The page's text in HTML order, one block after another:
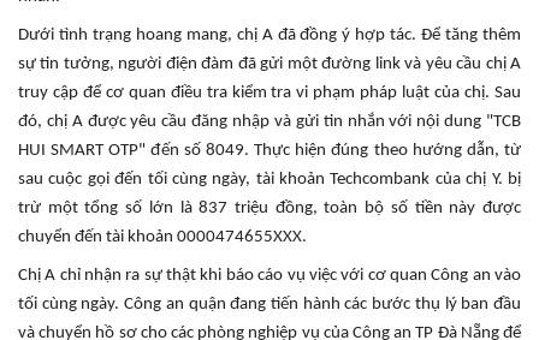
Dưới tình trạng hoang mang, chị A đã đồng ý hợp tác. Để tăng thêm
sự tin tưởng, người điện đàm đã gửi một đường link và yêu cầu chị A
truy cập để cơ quan điều tra kiểm tra vi phạm pháp luật của chị. Sau
đó, chị A được yêu cầu đăng nhập và gửi tin nhắn với nội dung "TCB
HUI SMART OTP" đến số 8049. Thực hiện đúng theo hướng dẫn, từ
sau cuộc gọi đến tối cùng ngày, tài khoản Techcombank của chị Y. bị
trừ một tổng số lớn là 837 triệu đồng, toàn bộ số tiền này được
chuyển đến tài khoản 0000474655XXX.
Chị A chỉ nhận ra sự thật khi báo cáo vụ việc với cơ quan Công an vào
tối cùng ngày. Công an quận đang tiến hành các bước thụ lý ban đầu
và chuyển hồ sơ cho các phòng nghiệp vụ của Công an TP Đà Nẵng để